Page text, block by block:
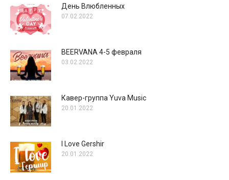
День Влюбленных
07.02.2022
BEERVANA 4-5 февраля
03.02.2022
Кавер-группа Yuva Music
20.01.2022
I Love Gershir
20.01.2022